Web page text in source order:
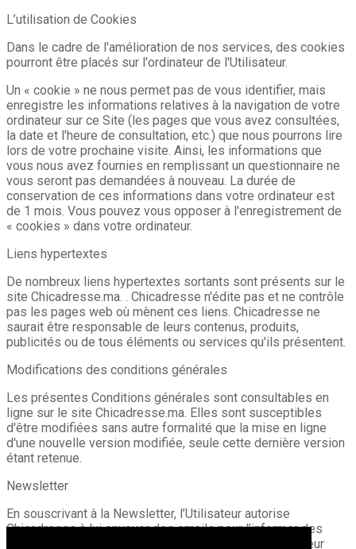
L’utilisation de Cookies
Dans le cadre de l'amélioration de nos services, des cookies
pourront être placés sur l'ordinateur de l'Utilisateur.
Un « cookie » ne nous permet pas de vous identifier, mais
enregistre les informations relatives à la navigation de votre
ordinateur sur ce Site (les pages que vous avez consultées,
la date et l'heure de consultation, etc.) que nous pourrons lire
lors de votre prochaine visite. Ainsi, les informations que
vous nous avez fournies en remplissant un questionnaire ne
vous seront pas demandées à nouveau. La durée de
conservation de ces informations dans votre ordinateur est
de 1 mois. Vous pouvez vous opposer à l'enregistrement de
« cookies » dans votre ordinateur.
Liens hypertextes
De nombreux liens hypertextes sortants sont présents sur le
site Chicadresse.ma. . Chicadresse n'édite pas et ne contrôle
pas les pages web où mènent ces liens. Chicadresse ne
saurait être responsable de leurs contenus, produits,
publicités ou de tous éléments ou services qu'ils présentent.
Modifications des conditions générales
Les présentes Conditions générales sont consultables en
ligne sur le site Chicadresse.ma. Elles sont susceptibles
d'être modifiées sans autre formalité que la mise en ligne
d'une nouvelle version modifiée, seule cette dernière version
étant retenue.
Newsletter
En souscrivant à la Newsletter, l’Utilisateur autorise
Chicadresse à lui envoyer des emails pour l’informer des
nouveautés et services mis à sa disposition. L’Utilisateur